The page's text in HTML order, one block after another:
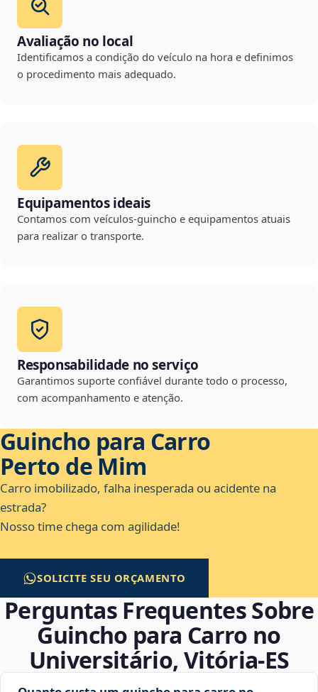
Avaliação no local
Identificamos a condição do veículo na hora e definimos
o procedimento mais adequado.
Equipamentos ideais
Contamos com veículos-guincho e equipamentos atuais
para realizar o transporte.
Responsabilidade no serviço
Garantimos suporte confiável durante todo o processo,
com acompanhamento e atenção.
Guincho para Carro
Perto de Mim
Carro imobilizado, falha inesperada ou acidente na
estrada?
Nosso time chega com agilidade!
SOLICITE SEU ORÇAMENTO
Perguntas Frequentes Sobre
Guincho para Carro no
Universitário, Vitória‑ES